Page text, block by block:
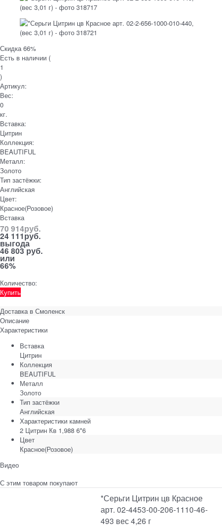
Скидка 66%
Есть в наличии (
1
)
Артикул:
Вес:
0
кг.
Вставка:
Цитрин
Коллекция:
BEAUTIFUL
Металл:
Золото
Тип застёжки:
Английская
Цвет:
Красное(Розовое)
Вставка
70 914руб.
24 111руб.
выгода
46 803 руб.
или
66%
Количество:
Купить
Доставка в Смоленск
Описание
Характеристики
Вставка
Цитрин
Коллекция
BEAUTIFUL
Металл
Золото
Тип застёжки
Английская
Характеристики камней
2 Цитрин Кв 1,988 6*6
Цвет
Красное(Розовое)
Видео
С этим товаром покупают
*Серьги Цитрин цв Красное
арт. 02-4453-00-206-1110-46-
493 вес 4,26 г